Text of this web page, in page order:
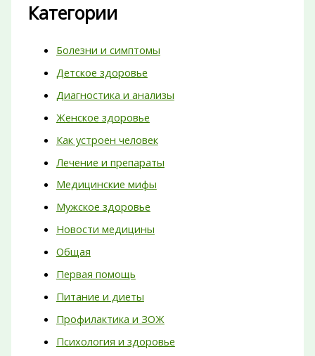
Категории
Болезни и симптомы
Детское здоровье
Диагностика и анализы
Женское здоровье
Как устроен человек
Лечение и препараты
Медицинские мифы
Мужское здоровье
Новости медицины
Общая
Первая помощь
Питание и диеты
Профилактика и ЗОЖ
Психология и здоровье